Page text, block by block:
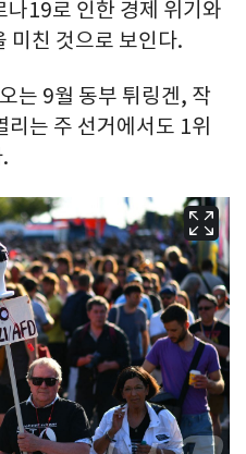
나19로 인한 경제 위기와
미친 것으로 보인다.
는 9월 동부 튀링겐, 작
는 주 선거에서도 1위